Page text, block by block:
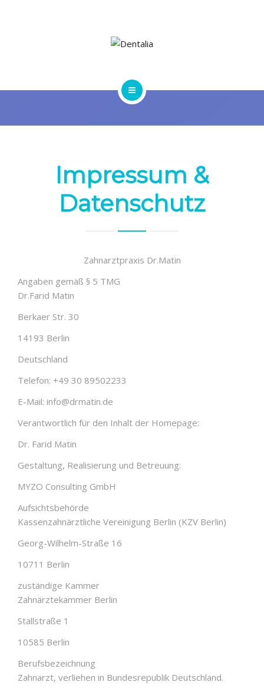
Impressum &
Datenschutz
Zahnarztpraxis Dr.Matin
Angaben gemäß § 5 TMG
Dr.Farid Matin
Berkaer Str. 30
14193 Berlin
Deutschland
Telefon: +49 30 89502233
E-Mail: info@drmatin.de
Verantwortlich für den Inhalt der Homepage:
Dr. Farid Matin
Gestaltung, Realisierung und Betreuung:
MYZO Consulting GmbH
Aufsichtsbehörde
Kassenzahnärztliche Vereinigung Berlin (KZV Berlin)
Georg-Wilhelm-Straße 16
10711 Berlin
zuständige Kammer
Zahnärztekammer Berlin
Stallstraße 1
10585 Berlin
Berufsbezeichnung
Zahnarzt, verliehen in Bundesrepublik Deutschland.